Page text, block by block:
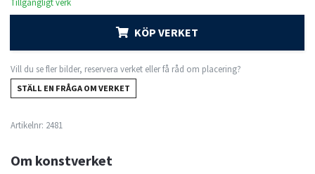
KÖP VERKET
Vill du se fler bilder, reservera verket eller få råd om placering?
STÄLL EN FRÅGA OM VERKET
Artikelnr: 2481
Om konstverket